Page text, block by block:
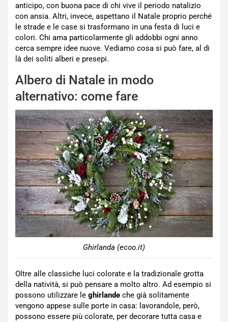
anticipo, con buona pace di chi vive il periodo natalizio
con ansia. Altri, invece, aspettano il Natale proprio perché
le strade e le case si trasformano in una festa di luci e
colori. Chi ama particolarmente gli addobbi ogni anno
cerca sempre idee nuove. Vediamo cosa si può fare, al di
là dei soliti alberi e presepi.
Albero di Natale in modo
alternativo: come fare
Ghirlanda (ecoo.it)
Oltre alle classiche luci colorate e la tradizionale grotta
della natività, si può pensare a molto altro. Ad esempio si
possono utilizzare le ghirlande che già solitamente
vengono appese sulle porte in casa: lavorandole, però,
possono essere più colorate, per decorare tutta casa e